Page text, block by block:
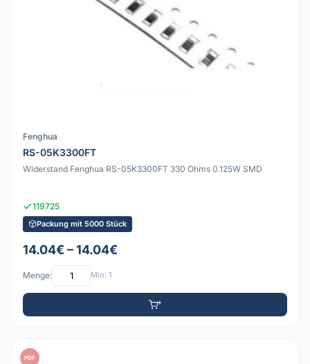
Fenghua
RS-05K3300FT
Widerstand Fenghua RS-05K3300FT 330 Ohms 0.125W SMD
119725
Packung mit 5000 Stück
14.04€ – 14.04€
Menge: Min: 1
PDF